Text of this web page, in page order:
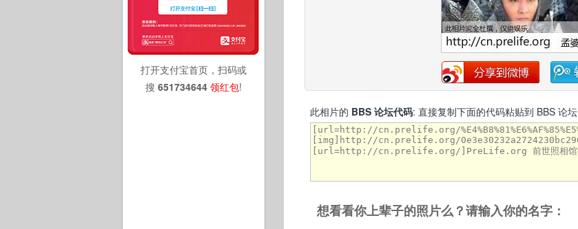
打开支付宝首页，扫码或
搜 651734644 领红包!
此相片的 BBS 论坛代码: 直接复制下面的代码粘贴到 BBS 论坛
想看看你上辈子的照片么？请输入你的名字：